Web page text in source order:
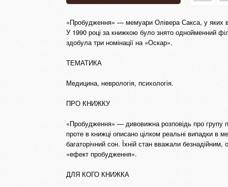
«Пробудження» — мемуари Олівера Сакса, у яких
У 1990 році за книжкою було знято однойменний
здобула три номінації на «Оскар».
ТЕМАТИКА
Медицина, неврологія, психологія.
ПРО КНИЖКУ
«Пробудження» — дивовижна розповідь про групу
проте в книжці описано цілком реальні випадки в
багаторічний сон. Їхній стан вважали
«ефект пробудження».
ДЛЯ КОГО КНИЖКА